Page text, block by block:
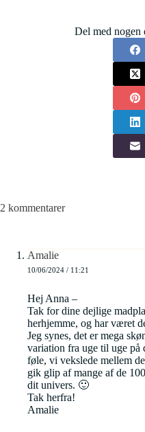
Del med nogen
2 kommentarer
Amalie
10/06/2024 / 11:21
Hej Anna –
Tak for dine dejlige
herhjemme, og har været
Jeg synes, det er mega
variation fra uge til uge på
føle, vi vekslede mellem
gik glip af mange af de
dit univers. 🙂
Tak herfra!
Amalie